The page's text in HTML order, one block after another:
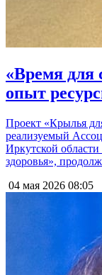
«Время для
опыт
Проект «Крылья
реализуемый
Иркутской области
здоровья»,
04 мая 2026 08:05